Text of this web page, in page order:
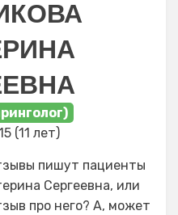
(11 лет)
пишут пациенты
Сергеевна, или
про него? А, может